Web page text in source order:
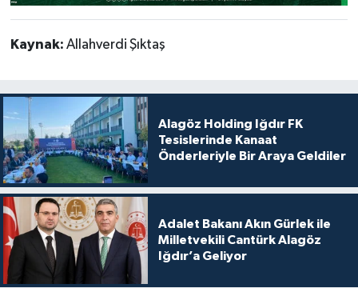
Kaynak: Allahverdi Şıktaş
Alagöz Holding Iğdır FK
Tesislerinde Kanaat
Önderleriyle Bir Araya Geldiler
Adalet Bakanı Akın Gürlek ile
Milletvekili Cantürk Alagöz
Iğdır’a Geliyor